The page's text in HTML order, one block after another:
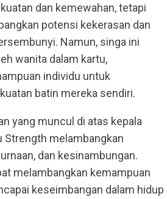
dan kemewahan, tetapi
potensi kekerasan dan
Namun, singa ini
wanita dalam kartu,
individu untuk
batin mereka sendiri.
yang muncul di atas kepala
Strength melambangkan
dan kesinambungan.
melambangkan kemampuan
keseimbangan dalam hidup